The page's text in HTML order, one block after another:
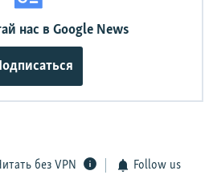
нас в Google News
без VPN Follow us